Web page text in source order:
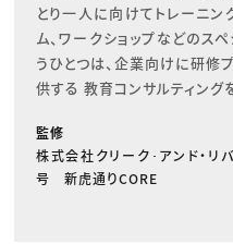
とり一人に向けてトレーニン
ム、ワークショップなどのス
うひとつは、企業向けに研修
供する 教育コンサルティング
監修
株式会社クリーク･アンド・
号 新虎通りCORE